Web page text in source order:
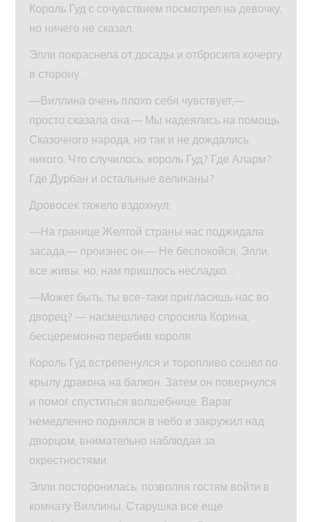
Король Гуд с сочувствием посмотрел на девочку,
но ничего не сказал.
Элли покраснела от досады и отбросила кочергу
в сторону.
—Виллина очень плохо себя чувствует,—
просто сказала она.— Мы надеялись на помощь
Сказочного народа, но так и не дождались
никого. Что случилось, король Гуд? Где Аларм?
Где Дурбан и остальные великаны?
Дровосек тяжело вздохнул:
—На границе Желтой страны нас поджидала
засада,— произнес он.— Не беспокойся, Элли,
все живы, но, нам пришлось несладко…
—Может быть, ты все-таки пригласишь нас во
дворец? — насмешливо спросила Корина,
бесцеремонно перебив короля.
Король Гуд встрепенулся и торопливо сошел по
крылу дракона на балкон. Затем он повернулся
и помог спуститься волшебнице. Вараг
немедленно поднялся в небо и закружил над
дворцом, внимательно наблюдая за
окрестностями.
Элли посторонилась, позволяя гостям войти в
комнату Виллины. Старушка все еще